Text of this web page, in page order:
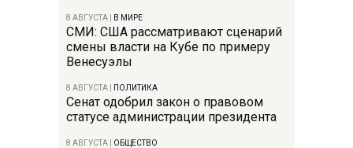
8 АВГУСТА В МИРЕ
СМИ: США рассматривают сценарий
смены власти на Кубе по примеру
Венесуэлы
8 АВГУСТА ПОЛИТИКА
Сенат одобрил закон о правовом
статусе администрации президента
8 АВГУСТА ОБЩЕСТВО